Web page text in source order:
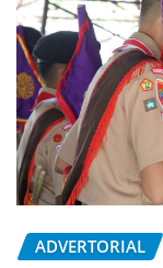
ADVERTORIAL